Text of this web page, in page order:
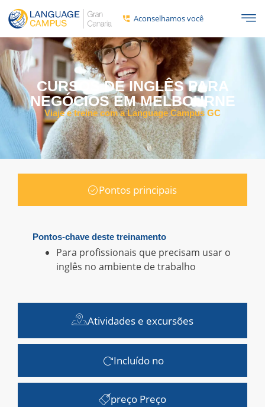
Aconselhamos você
CURSOS DE INGLÊS PARA
NEGÓCIOS EM MELBOURNE
Viaje e treine com a Language Campus GC
Pontos principais
Atividades e excursões
Incluído no
preço Preço
Pontos-chave deste treinamento
Para profissionais que precisam usar o
inglês no ambiente de trabalho